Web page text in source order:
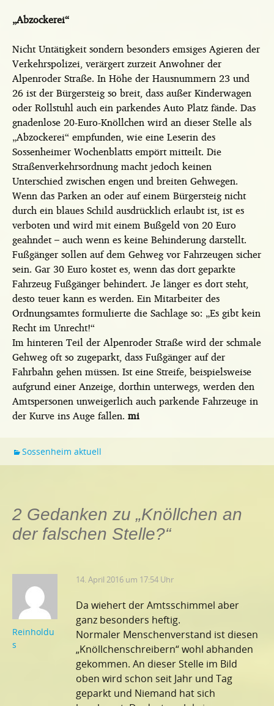
„Abzockerei“
Nicht Untätigkeit sondern besonders emsiges Agieren der
Verkehrspolizei, verärgert zurzeit Anwohner der
Alpenroder Straße. In Höhe der Hausnummern 23 und
26 ist der Bürgersteig so breit, dass außer Kinderwagen
oder Rollstuhl auch ein parkendes Auto Platz fände. Das
gnadenlose 20-Euro-Knöllchen wird an dieser Stelle als
„Abzockerei“ empfunden, wie eine Leserin des
Sossenheimer Wochenblatts empört mitteilt. Die
Straßenverkehrsordnung macht jedoch keinen
Unterschied zwischen engen und breiten Gehwegen.
Wenn das Parken an oder auf einem Bürgersteig nicht
durch ein blaues Schild ausdrücklich erlaubt ist, ist es
verboten und wird mit einem Bußgeld von 20 Euro
geahndet – auch wenn es keine Behinderung darstellt.
Fußgänger sollen auf dem Gehweg vor Fahrzeugen sicher
sein. Gar 30 Euro kostet es, wenn das dort geparkte
Fahrzeug Fußgänger behindert. Je länger es dort steht,
desto teuer kann es werden. Ein Mitarbeiter des
Ordnungsamtes formulierte die Sachlage so: „Es gibt kein
Recht im Unrecht!“
Im hinteren Teil der Alpenroder Straße wird der schmale
Gehweg oft so zugeparkt, dass Fußgänger auf der
Fahrbahn gehen müssen. Ist eine Streife, beispielsweise
aufgrund einer Anzeige, dorthin unterwegs, werden den
Amtspersonen unweigerlich auch parkende Fahrzeuge in
der Kurve ins Auge fallen. mi
Sossenheim aktuell
2 Gedanken zu „Knöllchen an
der falschen Stelle?“
Reinholdu
s
14. April 2016 um 17:54 Uhr
Da wiehert der Amtsschimmel aber
ganz besonders heftig.
Normaler Menschenverstand ist diesen
„Knöllchenschreibern“ wohl abhanden
gekommen. An dieser Stelle im Bild
oben wird schon seit Jahr und Tag
geparkt und Niemand hat sich